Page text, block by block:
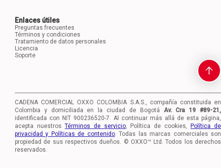
Enlaces útiles
Preguntas frecuentes
Términos y condiciones
Tratamiento de datos personales
Licencia
Soporte
CADENA COMERCIAL OXXO COLOMBIA S.A.S., compañía constituida en
Colombia y domiciliada en la ciudad de Bogotá Av. Cra 19 #89-21,
identificada con NIT 900236520-7. Al continuar más allá de esta página,
acepta nuestrosTérminos de servicio, Política de cookies,
Política de
privacidad y Políticas de contenido. Todas las marcas comerciales son
propiedad de sus respectivos dueños. © OXXO™ Ltd. Todos los derechos
reservados.